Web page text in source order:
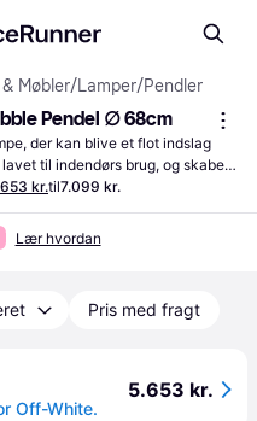
Møbler/Lamper/Pendler
Pendel ∅ 68cm
der kan blive et flot indslag
til indendørs brug, og skaber
kr.til7.099 kr.
Lær hvordan
Pris med fragt
Off-White.
5.653 kr.